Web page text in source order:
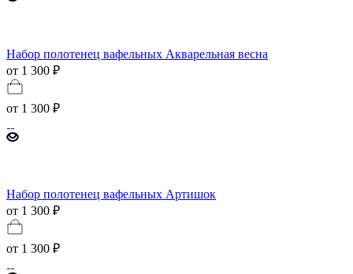
Набор полотенец вафельных Акварельная весна
от 1 300 ₽
от 1 300 ₽
Набор полотенец вафельных Артишок
от 1 300 ₽
от 1 300 ₽